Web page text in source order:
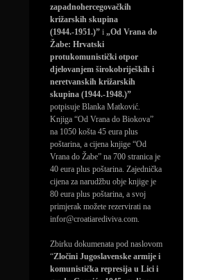
zapadnohercegovačkih
križarskih skupina
(1944.-1951.)” i „Od Vrana do
Žabe: Hrvatski
protukomunistički otpor
djelovanjem širokobrijeških i
neretvanskih križarskih
skupina (1944.-1948.)”
potpisuje Blanka Matković.
Knjiga “Od Vrana do Biokova”
na 1050 košta 45 eura plus
poštarina, a cijena knjige “Od
Vrana do Žabe” na 700 stranica je
40 eura plus poštarina. Zajednička
cijena za narudžbu obje knjige je
80 eura plus poštarina, a svoj
primjerak možete rezervirati na
infor@croatiarediviva.com.
Zbirku dokumenata pod naslovom
“Zločini Jugoslavenske armije i
komunistička represija u Lici i